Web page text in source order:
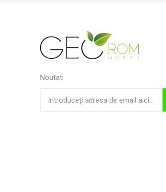
Noutati